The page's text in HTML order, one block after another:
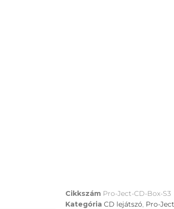
Cikkszám Pro-Ject-CD-Box-S3
Kategória CD lejátszó Pro-